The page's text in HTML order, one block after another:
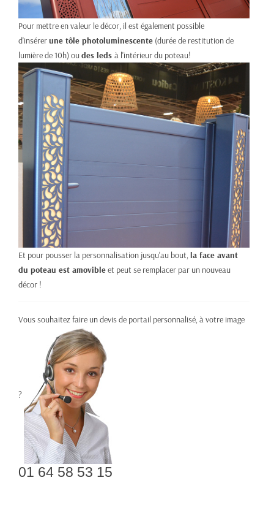
Pour mettre en valeur le décor, il est également possible
d'insérerune tôle photoluminescente (durée de restitution de
lumière de 10h) oudes leds à l'intérieur du poteau!
Et pour pousser la personnalisation jusqu'au bout, la face avant
du poteau est amovibleet peut se remplacer par un nouveau
décor !
Vous souhaitez faire un devis de portail personnalisé, à votre image
?
01 64 58 53 15